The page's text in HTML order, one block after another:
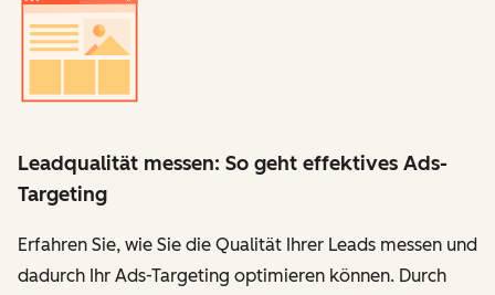
Leadqualität messen: So geht effektives Ads-
Targeting
Erfahren Sie, wie Sie die Qualität Ihrer Leads messen und
dadurch Ihr Ads-Targeting optimieren können. Durch